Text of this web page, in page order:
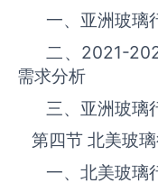
一、亚洲‌‌‌‌玻璃‌‌‌‌‌‌‌‌‌‌‌‌‌
二、 2021-
需求分析
三、亚洲‌‌‌‌玻璃‌‌‌‌‌‌‌‌‌‌‌‌‌
第四节 北美‌‌‌‌玻
一、北美‌‌‌‌玻璃‌‌‌‌‌‌‌‌‌‌‌‌‌